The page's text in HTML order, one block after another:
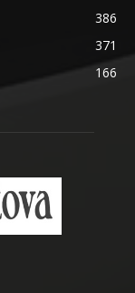
386
371
166